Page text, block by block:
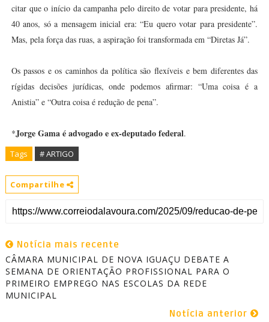
citar que o início da campanha pelo direito de votar para presidente, há
40 anos, só a mensagem inicial era: “Eu quero votar para presidente”.
Mas, pela força das ruas, a aspiração foi transformada em “Diretas Já”.
Os passos e os caminhos da política são flexíveis e bem diferentes das
rígidas decisões jurídicas, onde podemos afirmar: “Uma coisa é a
Anistia” e “Outra coisa é redução de pena”.
*Jorge Gama é advogado e ex-deputado federal.
Tags # ARTIGO
Compartilhe
Notícia mais recente
CÂMARA MUNICIPAL DE NOVA IGUAÇU DEBATE A
SEMANA DE ORIENTAÇÃO PROFISSIONAL PARA O
PRIMEIRO EMPREGO NAS ESCOLAS DA REDE
MUNICIPAL
Notícia anterior